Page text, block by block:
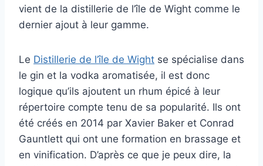
vient de la distillerie de l’île de Wight comme le
dernier ajout à leur gamme.
Le Distillerie de l’île de Wight se spécialise dans
le gin et la vodka aromatisée, il est donc
logique qu’ils ajoutent un rhum épicé à leur
répertoire compte tenu de sa popularité. Ils ont
été créés en 2014 par Xavier Baker et Conrad
Gauntlett qui ont une formation en brassage et
en vinification. D’après ce que je peux dire, la